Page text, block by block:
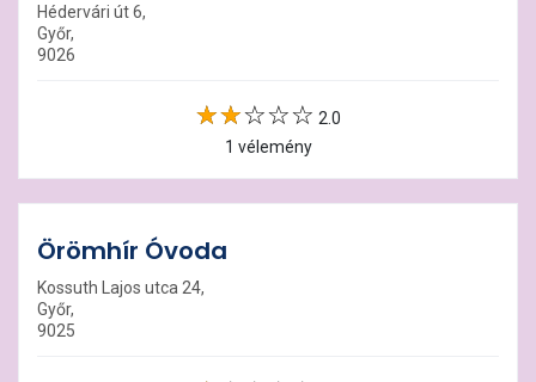
Hédervári út 6,
Győr,
9026
2.0
1 vélemény
Örömhír Óvoda
Kossuth Lajos utca 24,
Győr,
9025